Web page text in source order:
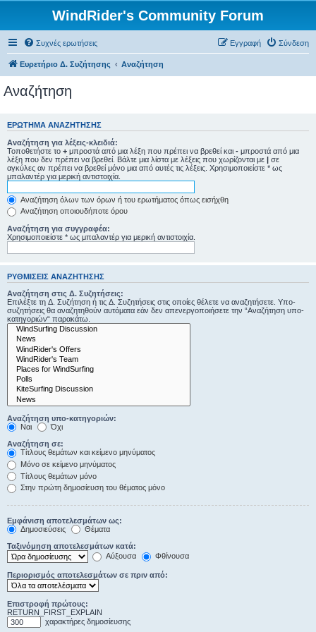
WindRider's Community Forum
Συχνές ερωτήσεις Σύνδεση
Εγγραφή
Ευρετήριο Δ. Συζήτησης Αναζήτηση
Αναζήτηση
ΕΡΏΤΗΜΑ ΑΝΑΖΉΤΗΣΗΣ
Αναζήτηση για λέξεις-κλειδιά:
Τοποθετήστε το + μπροστά από μια λέξη που πρέπει να βρεθεί και - μπροστά από μια
λέξη που δεν πρέπει να βρεθεί. Βάλτε μια λίστα με λέξεις που χωρίζονται με | σε
αγκύλες αν πρέπει να βρεθεί μόνο μια από αυτές τις λέξεις. Χρησιμοποιείστε * ως
μπαλαντέρ για μερική αντιστοιχία.
Αναζήτηση όλων των όρων ή του ερωτήματος όπως εισήχθη
Αναζήτηση οποιουδήποτε όρου
Αναζήτηση για συγγραφέα:
Χρησιμοποιείστε * ως μπαλαντέρ για μερική αντιστοιχία.
ΡΥΘΜΊΣΕΙΣ ΑΝΑΖΉΤΗΣΗΣ
Αναζήτηση στις Δ. Συζητήσεις:
Επιλέξτε τη Δ. Συζήτηση ή τις Δ. Συζητήσεις στις οποίες θέλετε να αναζητήσετε. Υπο-
συζητήσεις θα αναζητηθούν αυτόματα εάν δεν απενεργοποιήσετε την “Αναζήτηση υπο-
κατηγοριών“ παρακάτω.
Αναζήτηση υπο-κατηγοριών:
Ναι
Όχι
Αναζήτηση σε:
Τίτλους θεμάτων και κείμενο μηνύματος
Μόνο σε κείμενο μηνύματος
Τίτλους θεμάτων μόνο
Στην πρώτη δημοσίευση του θέματος μόνο
Εμφάνιση αποτελεσμάτων ως:
Δημοσιεύσεις
Θέματα
Ταξινόμηση αποτελεσμάτων κατά:
Αύξουσα
Φθίνουσα
Περιορισμός αποτελεσμάτων σε πριν από:
Επιστροφή πρώτους:
RETURN_FIRST_EXPLAIN
χαρακτήρες δημοσίευσης